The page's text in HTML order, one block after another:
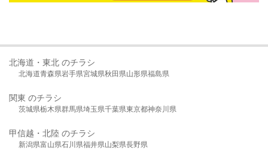
北海道・東北 のチラシ
北海道青森県岩手県宮城県秋田県山形県福島県
関東 のチラシ
茨城県栃木県群馬県埼玉県千葉県東京都神奈川県
甲信越・北陸 のチラシ
新潟県富山県石川県福井県山梨県長野県